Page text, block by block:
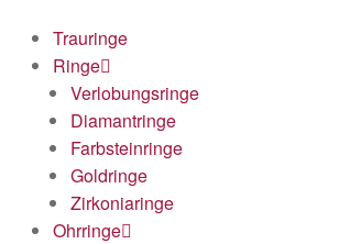
Trauringe
Ringe
Verlobungsringe
Diamantringe
Farbsteinringe
Goldringe
Zirkoniaringe
Ohrringe